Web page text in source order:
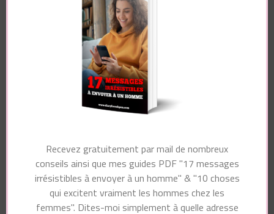
testent les femmes ?
Vous pourriez également aimer...
Laisser un commentaire
Recevez gratuitement par mail de nombreux
conseils ainsi que mes guides PDF "17 messages
irrésistibles à envoyer à un homme" & "10 choses
qui excitent vraiment les hommes chez les
femmes". Dites-moi simplement à quelle adresse